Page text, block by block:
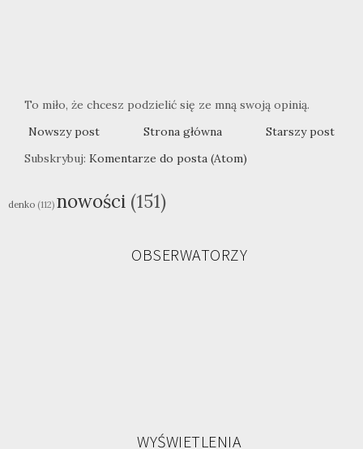
To miło, że chcesz podzielić się ze mną swoją opinią.
Nowszy post
Starszy post
Strona główna
Subskrybuj: Komentarze do posta (Atom)
denko (112) nowości (151)
OBSERWATORZY
WYŚWIETLENIA